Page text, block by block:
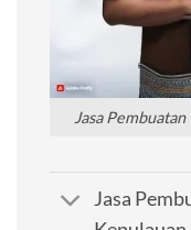
Jasa
Jasa